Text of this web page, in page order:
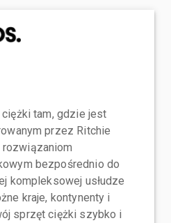
tam, gdzie jest
przez Ritchie
bezpośrednio do
kompleksowej usłudze
kraje, kontynenty i
sprzęt ciężki szybko i